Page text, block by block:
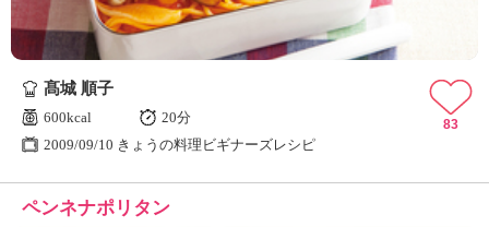
髙城 順子
600kcal
20分
2009/09/10 きょうの料理ビギナーズレシピ
83
ペンネナポリタン